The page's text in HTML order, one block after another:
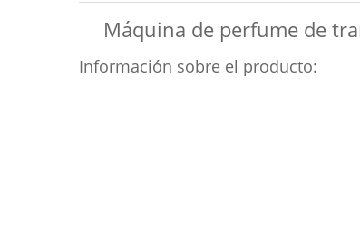
Máquina de perfume de
Información sobre el producto: